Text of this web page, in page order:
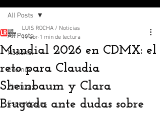
All Posts
Nacional
Edomex
Finanzas
Espectáculos
All Posts
Mundial 2026 en CDMX: el
reto para Claudia
Sheinbaum y Clara
Brugada ante dudas sobre
LUIS ROCHA / Noticias
19 abr 1 min de lectura